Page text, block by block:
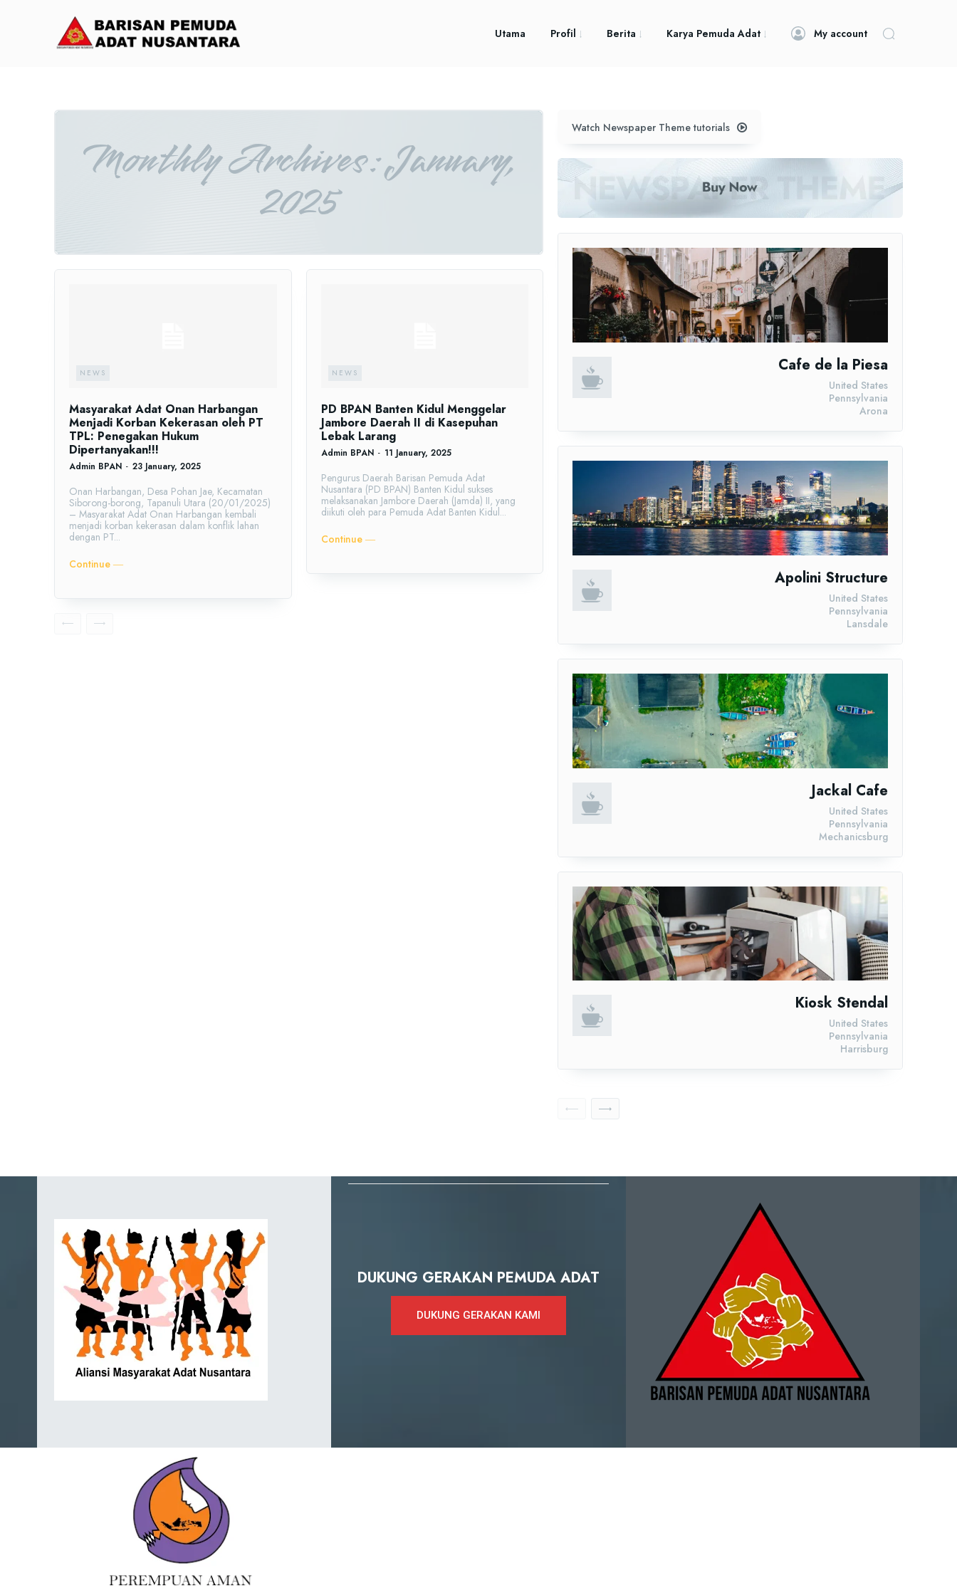
Utama Profil Berita Karya Pemuda Adat My account
Monthly Archives: January,
2025
NEWS
Masyarakat Adat Onan Harbangan
Menjadi Korban Kekerasan oleh PT
TPL: Penegakan Hukum
Dipertanyakan!!!
Admin BPAN - 23 January, 2025
Onan Harbangan, Desa Pohan Jae, Kecamatan
Siborong-borong, Tapanuli Utara (20/01/2025)
– Masyarakat Adat Onan Harbangan kembali
menjadi korban kekerasan dalam konflik lahan
dengan PT...
Continue ―
NEWS
PD BPAN Banten Kidul Menggelar
Jambore Daerah II di Kasepuhan
Lebak Larang
Admin BPAN - 11 January, 2025
Pengurus Daerah Barisan Pemuda Adat
Nusantara (PD BPAN) Banten Kidul sukses
melaksanakan Jambore Daerah (Jamda) II, yang
diikuti oleh para Pemuda Adat Banten Kidul...
Continue ―
Watch Newspaper Theme tutorials
Cafe de la Piesa
Arona
Pennsylvania
United States
Apolini Structure
Lansdale
Pennsylvania
United States
Jackal Cafe
Mechanicsburg
Pennsylvania
United States
Kiosk Stendal
Harrisburg
Pennsylvania
United States
DUKUNG GERAKAN PEMUDA ADAT
DUKUNG GERAKAN KAMI